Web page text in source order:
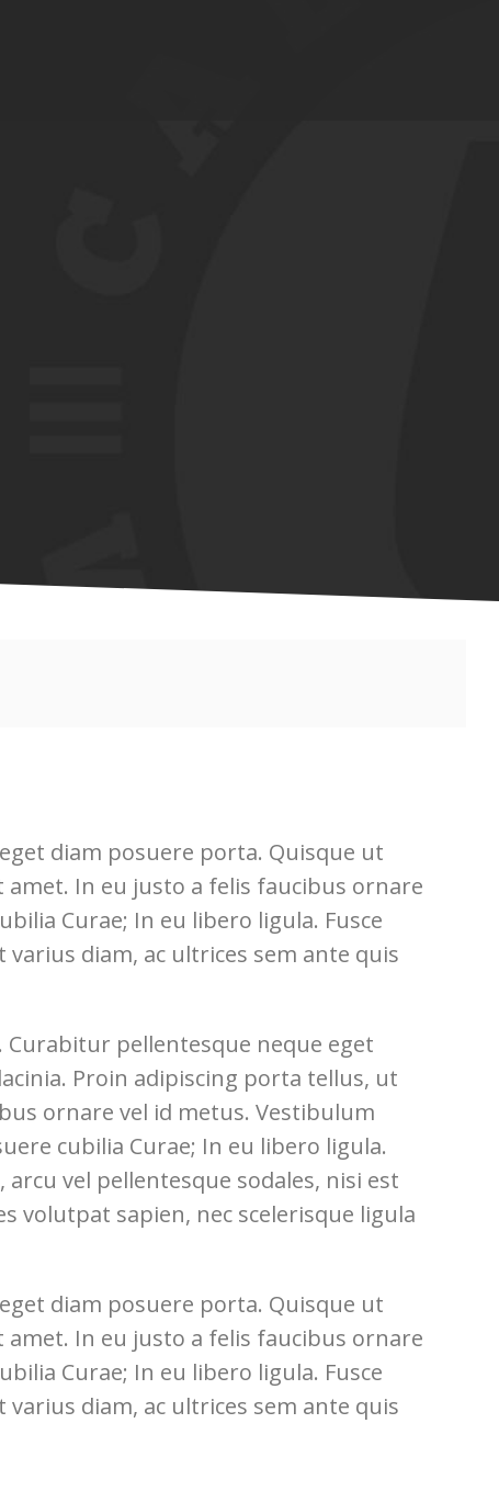
diam posuere porta. Quisque ut
In eu justo a felis faucibus ornare
Curae; In eu libero ligula. Fusce
diam, ac ultrices sem ante quis
pellentesque neque eget
lacinia. Proin adipiscing porta tellus, ut
ornare vel id metus. Vestibulum
cubilia Curae; In eu libero ligula.
vel pellentesque sodales, nisi est
volutpat sapien, nec scelerisque ligula
diam posuere porta. Quisque ut
In eu justo a felis faucibus ornare
Curae; In eu libero ligula. Fusce
diam, ac ultrices sem ante quis